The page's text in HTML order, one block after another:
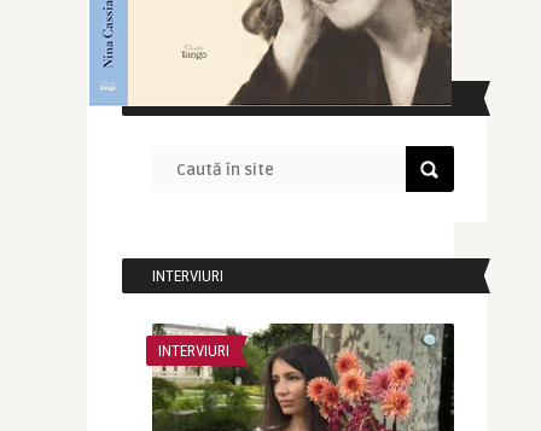
CAUTĂ ÎN SITE
INTERVIURI
INTERVIURI